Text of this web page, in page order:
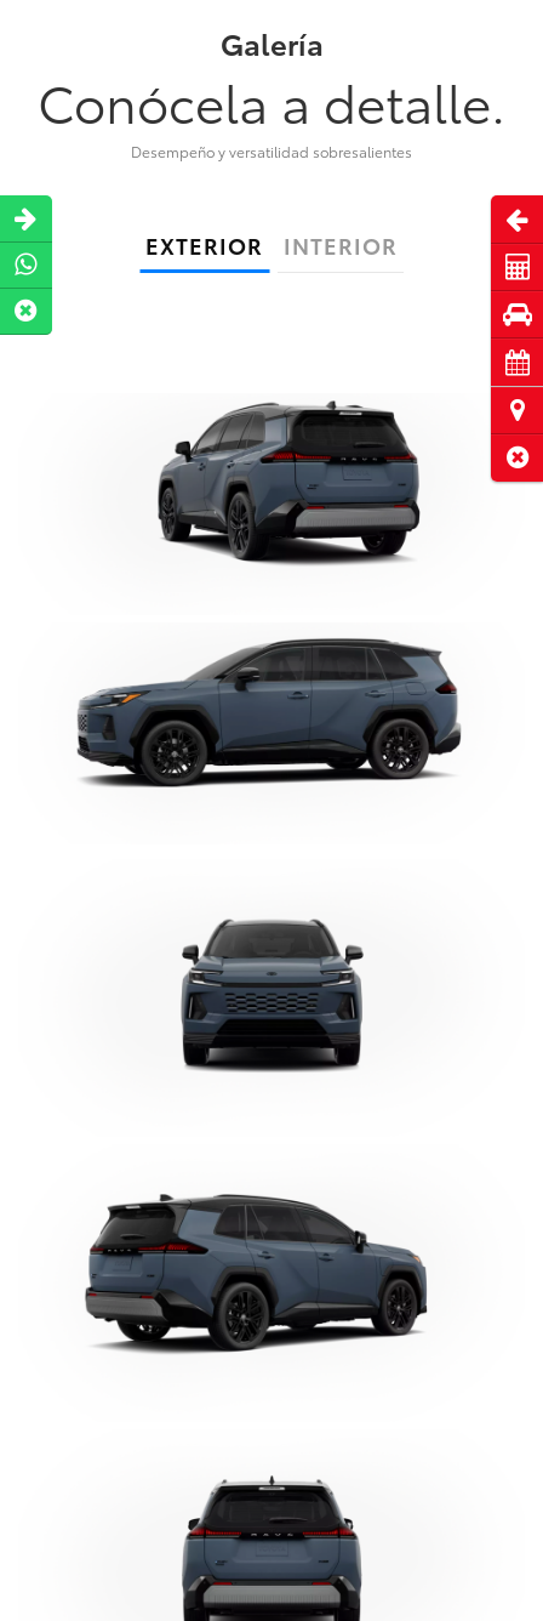
Galería
Conócela a detalle.
Desempeño y versatilidad sobresalientes
EXTERIOR INTERIOR
para
agrandar
foto
foto
agrandar
agrandar
foto